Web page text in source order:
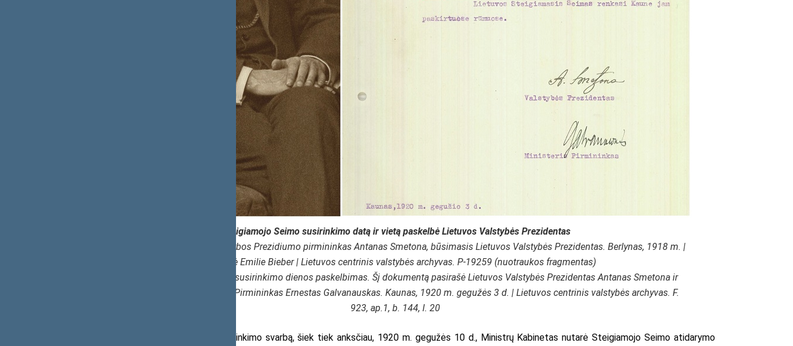
Steigiamojo Seimo susirinkimo datą ir vietą paskelbė Lietuvos Valstybės Prezidentas
Kairėje: Lietuvos Valstybės Tarybos Prezidiumo pirmininkas Antanas Smetona, būsimasis Lietuvos Valstybės Prezidentas. Berlynas, 1918 m. |
Fotoateljė Emilie Bieber | Lietuvos centrinis valstybės archyvas. P-19259 (nuotraukos fragmentas)
Dešinėje: Steigiamojo Seimo susirinkimo dienos paskelbimas. Šį dokumentą pasirašė Lietuvos Valstybės Prezidentas Antanas Smetona ir
Lietuvos Valstybės Ministras Pirmininkas Ernestas Galvanauskas. Kaunas, 1920 m. gegužės 3 d. | Lietuvos centrinis valstybės archyvas. F.
923, ap.1, b. 144, l. 20
Įvertindamas Steigiamojo Seimo susirinkimo svarbą, šiek tiek anksčiau, 1920 m. gegužės 10 d., Ministrų Kabinetas nutarė Steigiamojo Seimo atidarymo